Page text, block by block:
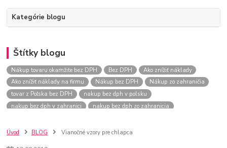
Kategórie blogu
Štítky blogu
Nákup tovaru okamžite bez DPH Bez DPH
Ako znížiť náklady
Ako znížiť náklady na firmu
Nákup bez DPH
Nákup zo zahraničia
tovar z Poľska bez DPH
nakup bez dph v polsku
nakup bez dph v zahranici
nakup bez dph zo zahranicia
szco nakup bez dph
Smart hodinky pre deti
Úvod BLOG Vianočné vzory pre chlapca